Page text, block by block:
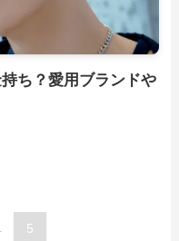
ち？愛用ブランドや
5